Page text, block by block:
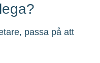
passa på att